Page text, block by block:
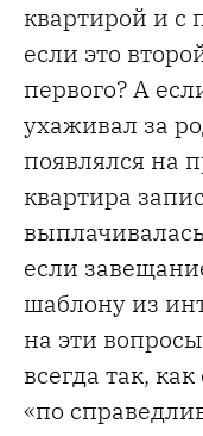
квартирой и
если это
первого? А
ухаживал за
появлялся на
квартира
если
шаблону из
на эти
всегда так,
«по